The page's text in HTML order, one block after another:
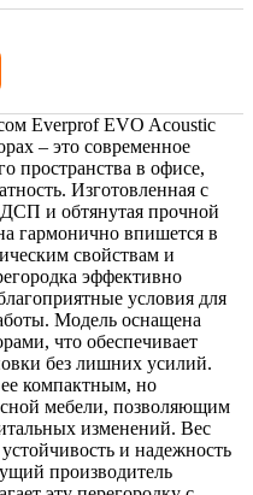
Everprof EVO Acoustic
– это современное
пространства в офисе,
Изготовленная с
и обтянутая прочной
гармонично впишется в
свойствам и
эффективно
условия для
Модель оснащена
что обеспечивает
без лишних усилий.
компактным, но
мебели, позволяющим
изменений. Вес
и надежность
производитель